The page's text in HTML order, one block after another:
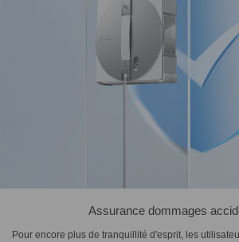
Assurance dommages
Pour encore plus de tranquillité d'esprit, les